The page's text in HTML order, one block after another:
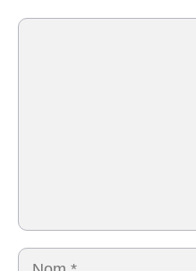
Commentaire
Nom